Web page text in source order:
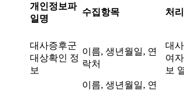
개인정보파
일명
수집항목 처
대사증후군
대상확인 정
보
이름, 생년월일, 연
락처
대
여
보
이름, 생년월일, 연